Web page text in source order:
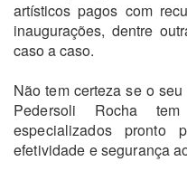
artísticos pagos com
inaugurações, dentre
caso a caso.
Não tem certeza se o
Pedersoli Rocha
especializados pronto
efetividade e segurança